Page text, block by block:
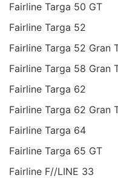
Fairline Targa 50 GT
Fairline Targa 52
Fairline Targa 52 Gran
Fairline Targa 58 Gran
Fairline Targa 62
Fairline Targa 62 Gran
Fairline Targa 64
Fairline Targa 65 GT
Fairline F//LINE 33